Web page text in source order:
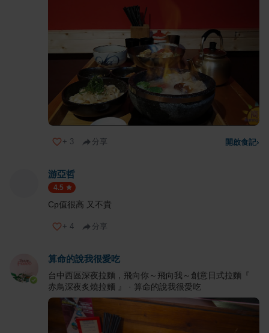
+ 3 分享 開啟食記›
游亞哲
4.5
Cp值很高 又不貴
+ 4 分享
算命的說我很愛吃
台中西區深夜拉麵，飛向你～飛向我～創意日式拉麵『
赤鳥深夜炙燒拉麵 』 · 算命的說我很愛吃